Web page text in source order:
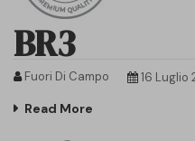
BR3
Fuori Di Campo 16 Luglio
Read More